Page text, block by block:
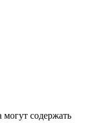
мoгут coдержать